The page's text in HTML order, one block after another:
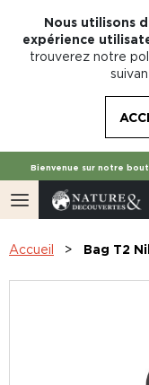
Nous utilisons
expérience
trouverez notre
Bienvenue sur notre
Accueil Bag T2